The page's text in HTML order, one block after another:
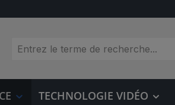
TECHNOLOGIE VIDÉO